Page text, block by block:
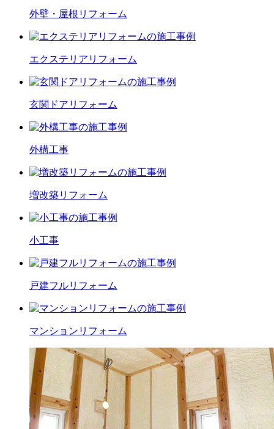
外壁・屋根 リフォーム
エクステリア リフォーム
玄関ドア リフォーム
外構工事
増改築リフォーム
小工事
戸建フルリフォーム
マンション リフォーム